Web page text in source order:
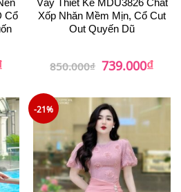
Cổ
Giá
hiện
779.000₫.
Xốp Nhăn Mềm Mịn, Cổ Cut
Out Quyến Dũ
850.000₫ Giá
gốc
739.000₫Giá
hiện
-21%